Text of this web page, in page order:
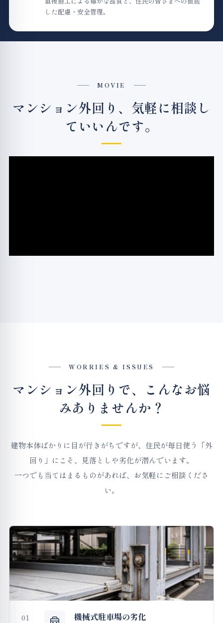
した配慮・安全管理。
MOVIE
マンション外回り、気軽に相談し
ていいんです。
WORRIES & ISSUES
マンション外回りで、こんなお悩
みありませんか？
建物本体ばかりに目が行きがちですが、住民が毎日使う「外
回り」にこそ、見落としや劣化が潜んでいます。
一つでも当てはまるものがあれば、お気軽にご相談くださ
い。
01 機械式駐車場の劣化